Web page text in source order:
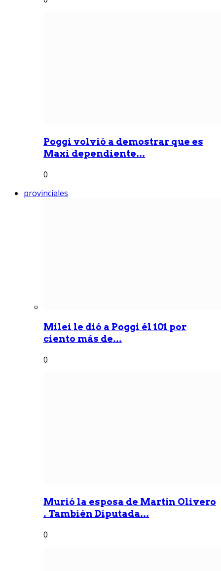
Poggi volvió a demostrar que es
Maxi dependiente...
0
provinciales
Milei le dió a Poggi él 101 por
ciento más de...
0
Murió la esposa de Martín Olivero
. También Diputada...
0